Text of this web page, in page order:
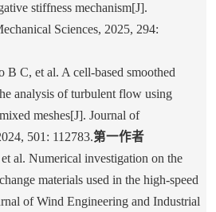
stiffness mechanism[J].
Sciences, 2025, 294:
B C, et al. A cell-based smoothed
analysis of turbulent flow using
meshes[J]. Journal of
501: 112783.第一作者
al. Numerical investigation on the
materials used in the high-speed
of Wind Engineering and Industrial